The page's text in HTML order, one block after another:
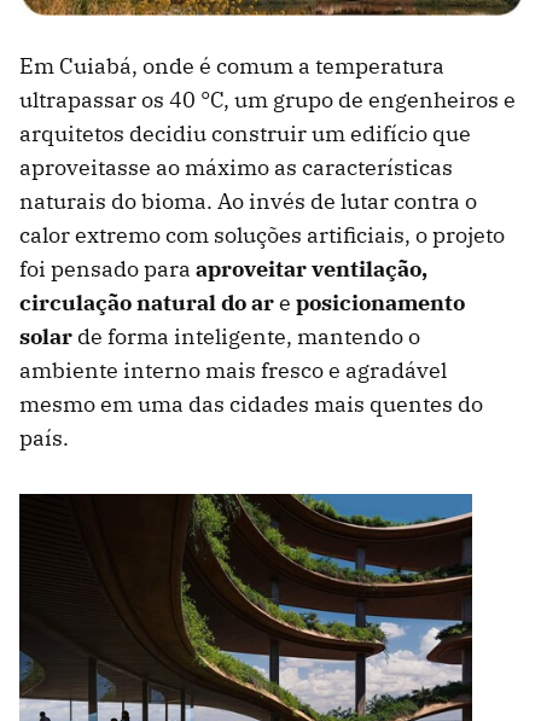
Em Cuiabá, onde é comum a temperatura
ultrapassar os 40 °C, um grupo de engenheiros e
arquitetos decidiu construir um edifício que
aproveitasse ao máximo as características
naturais do bioma. Ao invés de lutar contra o
calor extremo com soluções artificiais, o projeto
foi pensado para aproveitar ventilação,
circulação natural do are posicionamento
solar de forma inteligente, mantendo o
ambiente interno mais fresco e agradável
mesmo em uma das cidades mais quentes do
país.